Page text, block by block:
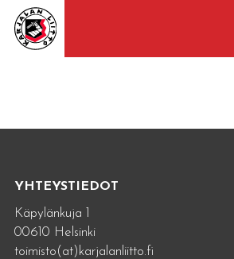
YHTEYSTIEDOT
Käpylänkuja 1
00610 Helsinki
toimisto(at)karjalanliitto.fi